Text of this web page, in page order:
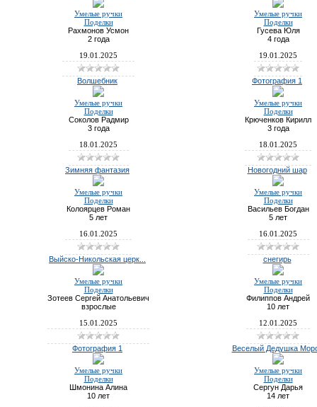
Умелые ручки
Поделки
Рахмонов Усмон
2 года
19.01.2025
Умелые ручки
Поделки
Гусева Юля
4 года
19.01.2025
Волшебник
Умелые ручки
Поделки
Соколов Радмир
3 года
18.01.2025
Фотография 1
Умелые ручки
Поделки
Крюченков Кирилл
3 года
18.01.2025
Зимняя фантазия
Умелые ручки
Поделки
Колоярцев Роман
5 лет
16.01.2025
Новогодний шар
Умелые ручки
Поделки
Васильев Богдан
5 лет
16.01.2025
Выйско-Никольская церк...
Умелые ручки
Поделки
Зотеев Сергей Анатольевич
взрослые
15.01.2025
снегирь
Умелые ручки
Поделки
Филиппов Андрей
10 лет
12.01.2025
Фотография 1
Умелые ручки
Поделки
Шмонина Алина
10 лет
Веселый Дедушка
Умелые ручки
Поделки
Сергун Дарья
14 лет